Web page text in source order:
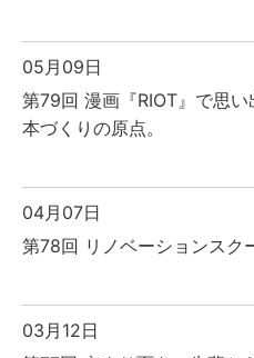
05月09日
第79回 漫画『RIOT』で思い
本づくりの原点。
04月07日
第78回 リノベーションスク
03月12日